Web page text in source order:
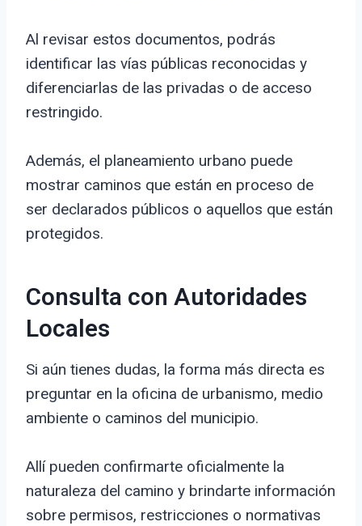
Al revisar estos documentos, podrás
identificar las vías públicas reconocidas y
diferenciarlas de las privadas o de acceso
restringido.
Además, el planeamiento urbano puede
mostrar caminos que están en proceso de
ser declarados públicos o aquellos que están
protegidos.
Consulta con Autoridades
Locales
Si aún tienes dudas, la forma más directa es
preguntar en la oficina de urbanismo, medio
ambiente o caminos del municipio.
Allí pueden confirmarte oficialmente la
naturaleza del camino y brindarte información
sobre permisos, restricciones o normativas